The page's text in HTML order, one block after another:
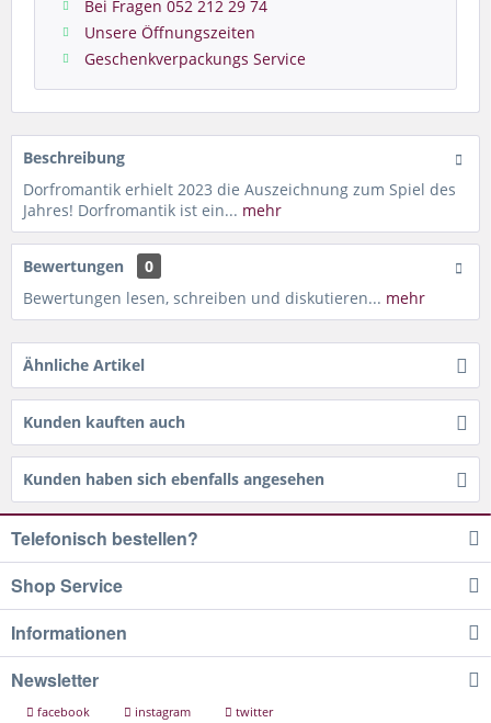
Bei Fragen 052 212 29 74
Unsere Öffnungszeiten
Geschenkverpackungs Service
Beschreibung
Dorfromantik erhielt 2023 die Auszeichnung zum Spiel des
Jahres! Dorfromantik ist ein... mehr
Bewertungen
0
Bewertungen lesen, schreiben und diskutieren... mehr
Ähnliche Artikel
Kunden kauften auch
Kunden haben sich ebenfalls angesehen
Telefonisch bestellen?
Shop Service
Informationen
Newsletter
facebook instagram twitter